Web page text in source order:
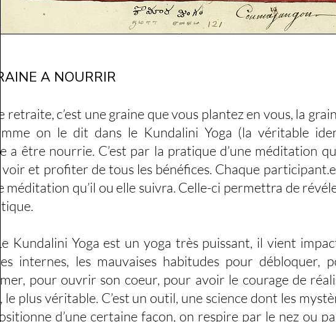
A NOURRIR
c’est une graine que vous plantez en vous, la
on le dit dans le Kundalini Yoga (la véritable
a être nourrie. C’est par la pratique d’une méditation
et profiter de tous les bénéfices. Chaque
méditation qu’il ou elle suivra. Celle-ci permettra de
Yoga est un yoga très puissant, il vient
internes, les mauvaises habitudes pour débloquer,
pour ouvrir son coeur, pour avoir le courage de
plus véritable. C’est un outil, une science dont les
d’une certaine façon, on respire par le nez ou